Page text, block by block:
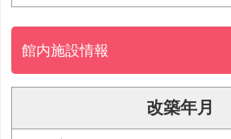
館内施設情報
改築年月